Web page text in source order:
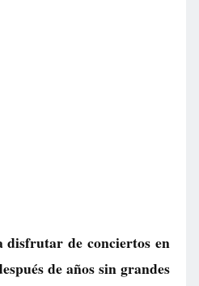
disfrutar de conciertos en
de años sin grandes